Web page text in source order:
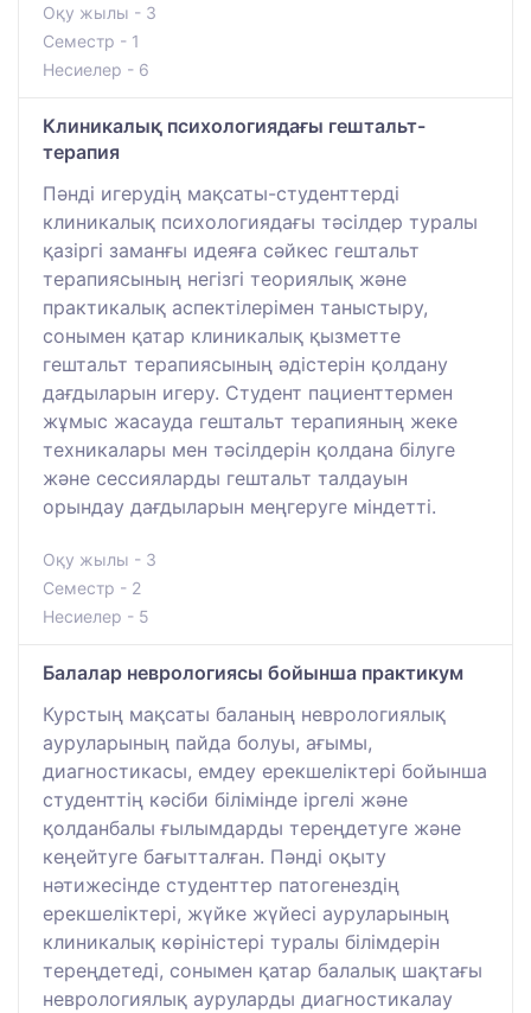
Оқу жылы - 3
Семестр - 1
Несиелер - 6
Клиникалық психологиядағы гештальт-
терапия
Пәнді игерудің мақсаты-студенттерді
клиникалық психологиядағы тәсілдер туралы
қазіргі заманғы идеяға сәйкес гештальт
терапиясының негізгі теориялық және
практикалық аспектілерімен таныстыру,
сонымен қатар клиникалық қызметте
гештальт терапиясының әдістерін қолдану
дағдыларын игеру. Студент пациенттермен
жұмыс жасауда гештальт терапияның жеке
техникалары мен тәсілдерін қолдана білуге
және сессияларды гештальт талдауын
орындау дағдыларын меңгеруге міндетті.
Оқу жылы - 3
Семестр - 2
Несиелер - 5
Балалар неврологиясы бойынша практикум
Курстың мақсаты баланың неврологиялық
ауруларының пайда болуы, ағымы,
диагностикасы, емдеу ерекшеліктері бойынша
студенттің кәсіби білімінде іргелі және
қолданбалы ғылымдарды тереңдетуге және
кеңейтуге бағытталған. Пәнді оқыту
нәтижесінде студенттер патогенездің
ерекшеліктері, жүйке жүйесі ауруларының
клиникалық көріністері туралы білімдерін
тереңдетеді, сонымен қатар балалық шақтағы
неврологиялық ауруларды диагностикалау